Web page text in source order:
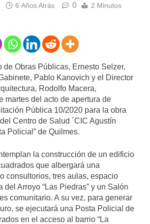
6 Años Atrás 0 2 Minutos
de Obras Públicas, Ernesto Selzer,
Pablo Kanovich y el Director
Rodolfo Macera,
martes del acto de apertura de
Pública 10/2020 para la obra
Centro de Salud ´CIC Agustín
Policial” de Quilmes.
la construcción de un edificio
que albergará una
consultorios, tres aulas, espacio
del Arroyo “Las Piedras” y un Salón
comunitario. A su vez, para generar
se ejecutará una Posta Policial de
en el acceso al barrio “La